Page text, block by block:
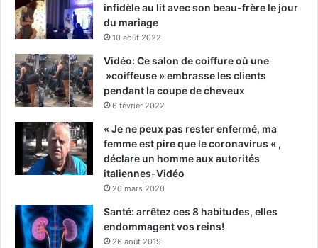
infidèle au lit avec son beau-frère le jour
du mariage
10 août 2022
Vidéo: Ce salon de coiffure où une
»coiffeuse » embrasse les clients
pendant la coupe de cheveux
6 février 2022
« Je ne peux pas rester enfermé, ma
femme est pire que le coronavirus « ,
déclare un homme aux autorités
italiennes-Vidéo
20 mars 2020
Santé: arrêtez ces 8 habitudes, elles
endommagent vos reins!
26 août 2019